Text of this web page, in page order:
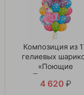
Композиция из
гелиевых
«Поющие
Принцессы»
4 620 ₽